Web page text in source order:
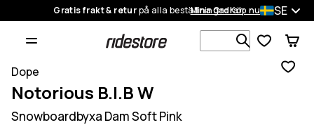
Gratis frakt & returpå alla beställningarKöp nu
Mina Ordrar SE
Sök bland
Dope
Notorious B.I.B W
Snowboardbyxa Dam Soft Pink